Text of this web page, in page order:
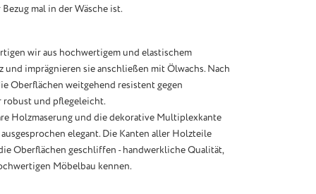
mal in der Wäsche ist.
wir aus hochwertigem und elastischem
imprägnieren sie anschließen mit Ölwachs. Nach
Oberflächen weitgehend resistent gegen
robust und pflegeleicht.
Holzmaserung und die dekorative Multiplexkante
elegant. Die Kanten aller Holzteile
Oberflächen geschliffen - handwerkliche Qualität,
Möbelbau kennen.